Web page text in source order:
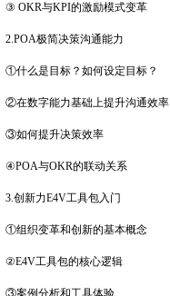
③ OKR与KPI的激励模式变革
2.POA极简决策沟通能力
①什么是目标？如何设定目标？
②在数字能力基础上提升沟通效率
③如何提升决策效率
④POA与OKR的联动关系
3.创新力E4V工具包入门
①组织变革和创新的基本概念
②E4V工具包的核心逻辑
③案例分析和工具体验